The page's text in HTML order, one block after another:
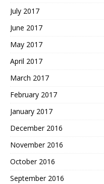
July 2017
June 2017
May 2017
April 2017
March 2017
February 2017
January 2017
December 2016
November 2016
October 2016
September 2016